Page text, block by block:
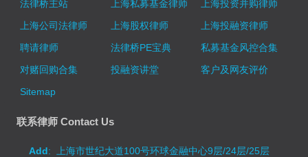
法律桥主站
上海私募基金律师
上海投资并购律师
上海公司法律师
上海股权律师
上海投融资律师
聘请律师
法律桥PE宝典
私募基金风控合集
对赌回购合集
投融资讲堂
客户及网友评价
Sitemap
联系律师 Contact Us
Add: 上海市世纪大道100号环球金融中心9层/24层/25层